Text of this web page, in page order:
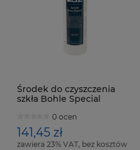
Środek do czyszczenia
szkła Bohle Special
0 ocen
141,45 zł
zawiera 23% VAT, bez kosztów